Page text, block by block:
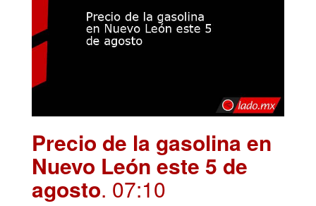
Precio de la gasolina en
Nuevo León este 5 de
agosto. 07:10